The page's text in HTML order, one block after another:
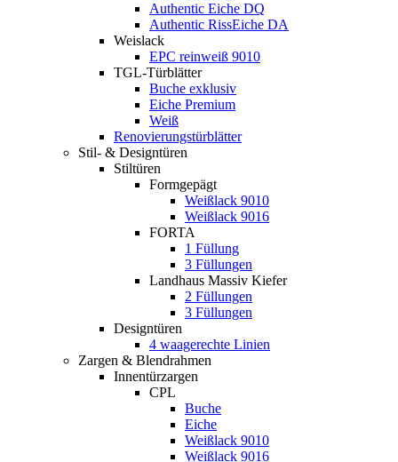
Authentic Eiche DQ
Authentic RissEiche DA
Weislack
EPC reinweiß 9010
TGL-Türblätter
Buche exklusiv
Eiche Premium
Weiß
Renovierungstürblätter
Stil- & Designtüren
Stiltüren
Formgepägt
Weißlack 9010
Weißlack 9016
FORTA
1 Füllung
3 Füllungen
Landhaus Massiv Kiefer
2 Füllungen
3 Füllungen
Designtüren
4 waagerechte Linien
Zargen & Blendrahmen
Innentürzargen
CPL
Buche
Eiche
Weißlack 9010
Weißlack 9016